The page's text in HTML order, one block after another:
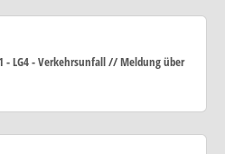
- LG4 - Verkehrsunfall // Meldung über